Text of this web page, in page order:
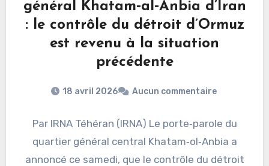
général Khatam‑al‑Anbia d’Iran
: le contrôle du détroit d’Ormuz
est revenu à la situation
précédente
18 avril 2026 Aucun commentaire
Par IRNA Téhéran (IRNA) Le porte‑parole du
quartier général central Khatam‑ol‑Anbia a
annoncé ce samedi, que le contrôle du détroit